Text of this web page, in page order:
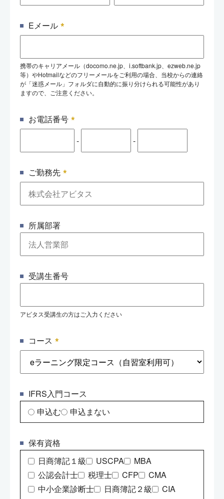
Eメール *
携帯のキャリアメール（docomo.ne.jp、i.softbank.jp、ezweb.ne.jp
等）やHotmailなどのフリーメールをご利用の場合、当校からの連絡
が「迷惑メール」フォルダに自動的に振り分けられる可能性があり
ますので、ご注意ください。
お電話番号 *
- -
ご勤務先 *
所属部署
受講生番号
アビタス受講生の方はご入力ください
コース *
IFRS入門コース
申込む
申込まない
保有資格
日商簿記１級
USCPA
MBA
公認会計士
税理士 CFP
CMA
中小企業診断士
日商簿記２級
CIA